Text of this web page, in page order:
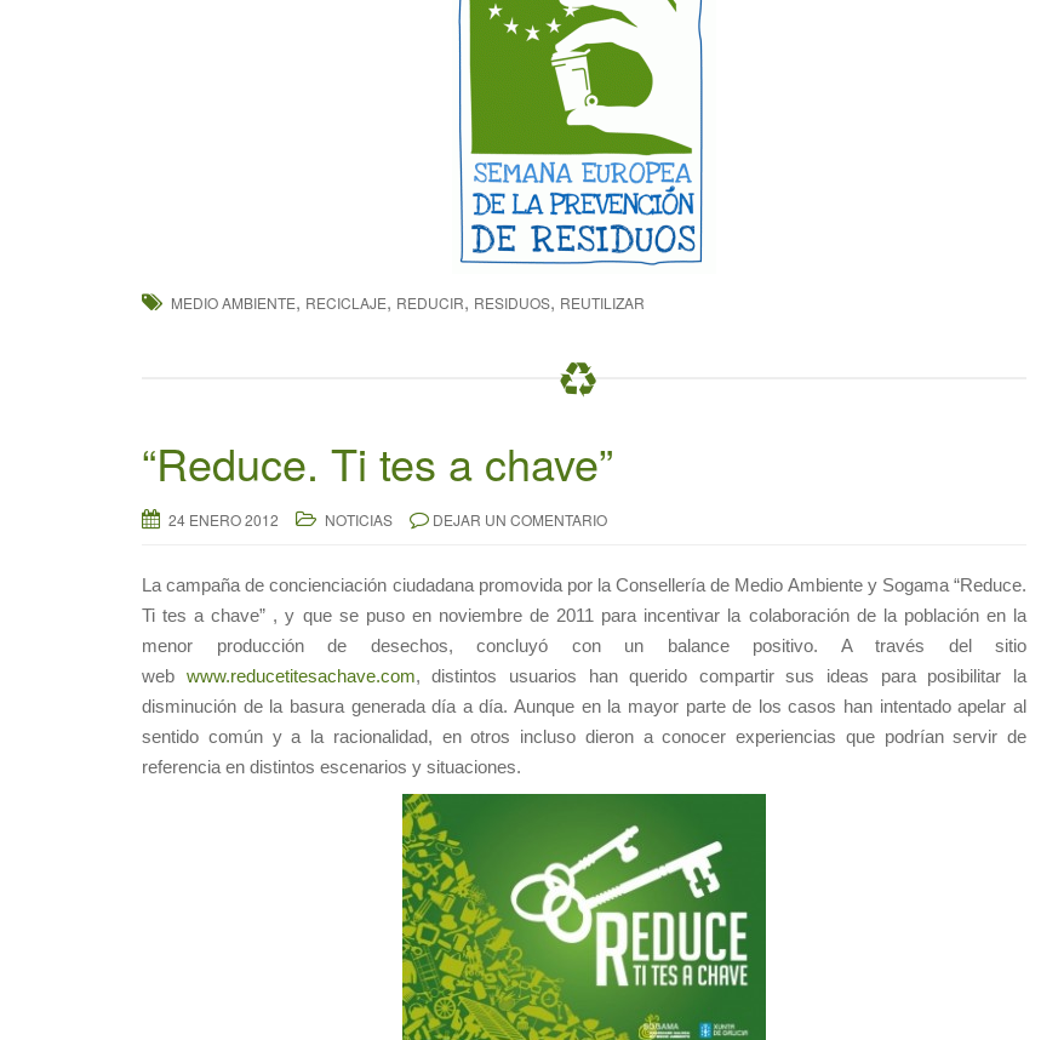
MEDIO AMBIENTE, RECICLAJE, REDUCIR, RESIDUOS, REUTILIZAR
“Reduce. Ti tes a chave”
24 ENERO 2012 NOTICIAS DEJAR UN COMENTARIO
La campaña de concienciación ciudadana promovida por la Consellería de Medio Ambiente y Sogama “Reduce.
Ti tes a chave” , y que se puso en noviembre de 2011 para incentivar la colaboración de la población en la
menor producción de desechos, concluyó con un balance positivo. A través del sitio
web www.reducetitesachave.com, distintos usuarios han querido compartir sus ideas para posibilitar la
disminución de la basura generada día a día. Aunque en la mayor parte de los casos han intentado apelar al
sentido común y a la racionalidad, en otros incluso dieron a conocer experiencias que podrían servir de
referencia en distintos escenarios y situaciones.